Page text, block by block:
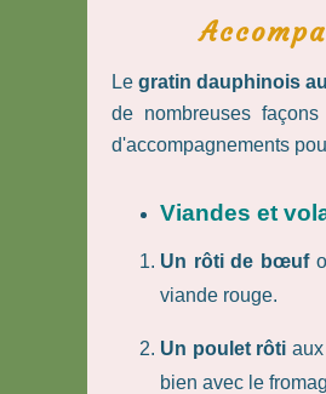
Legratin dauphinois
de nombreuses
d'accompagnements
Viandes et
Un rôti de bœuf
viande rouge.
Un poulet rôti
bien avec le